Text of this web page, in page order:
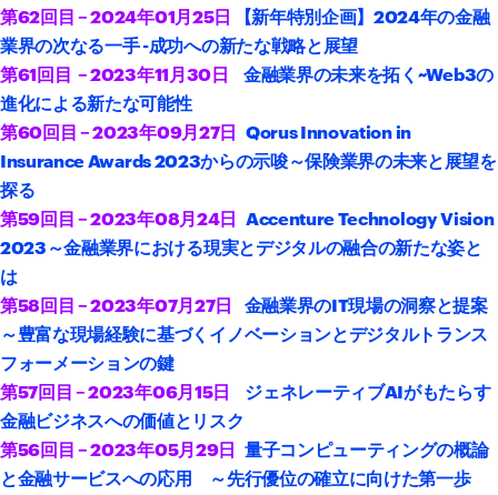
第62回目 – 2024年01月25日 【新年特別企画】2024年の金融
業界の次なる一手 -成功への新たな戦略と展望
第61回目 – 2023年11月30日金融業界の未来を拓く~Web3の
進化による新たな可能性
第60回目 – 2023年09月27日 Qorus Innovation in
Insurance Awards 2023からの示唆～保険業界の未来と展望を
探る
第59回目 – 2023年08月24日 Accenture Technology Vision
2023～金融業界における現実とデジタルの融合の新たな姿と
は
第58回目 – 2023年07月27日 金融業界のIT現場の洞察と提案
～豊富な現場経験に基づくイノベーションとデジタルトランス
フォーメーションの鍵
第57回目 – 2023年06月15日
ジェネレーティブAIがもたらす
金融ビジネスへの価値とリスク
第56回目 – 2023年05月29日 量子コンピューティングの概論
と金融サービスへの応用 ～先行優位の確立に向けた第一歩